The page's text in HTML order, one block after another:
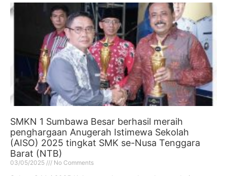
SMKN 1 Sumbawa Besar berhasil meraih
penghargaan Anugerah Istimewa Sekolah
(AISO) 2025 tingkat SMK se-Nusa Tenggara
Barat (NTB)
03/05/2025 No Comments